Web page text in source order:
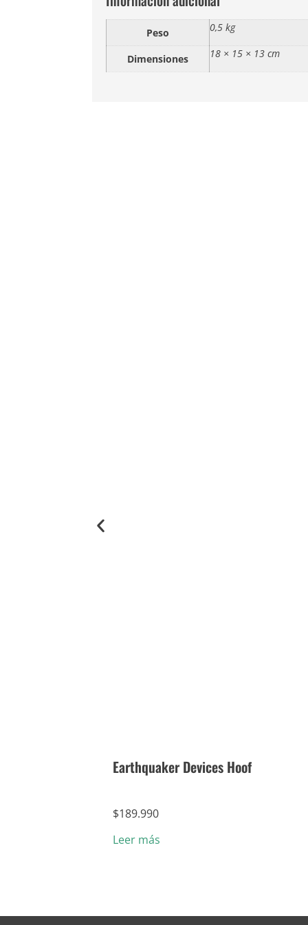
Peso 0,5 kg
Dimensiones 18 × 15 × 13 cm
Earthquaker Devices Hoof
$189.990
Leer más